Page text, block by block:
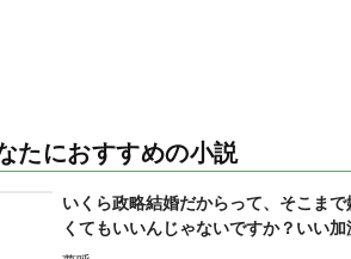
たにおすすめの小説
いくら政略結婚だからって、そこまで
くてもいいんじゃないですか？いい加
が立ってきたんですけど！